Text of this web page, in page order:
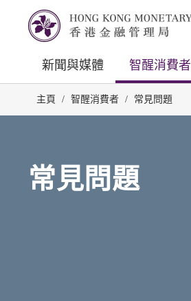
新聞與媒體 智醒消費者
主頁 / 智醒消費者 / 常見問題
常見問題